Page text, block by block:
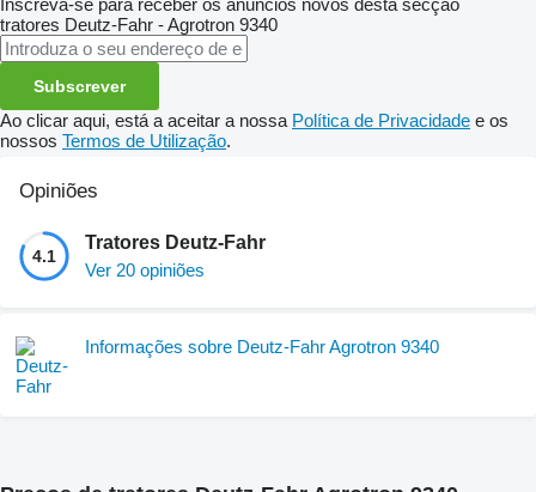
Inscreva-se para receber os anúncios novos desta secção
tratores Deutz-Fahr - Agrotron 9340
Subscrever
Ao clicar aqui, está a aceitar a nossa Política de Privacidade e os
nossos Termos de Utilização.
Opiniões
4.1
Tratores Deutz-Fahr
Ver 20 opiniões
Informações sobre Deutz-Fahr Agrotron 9340